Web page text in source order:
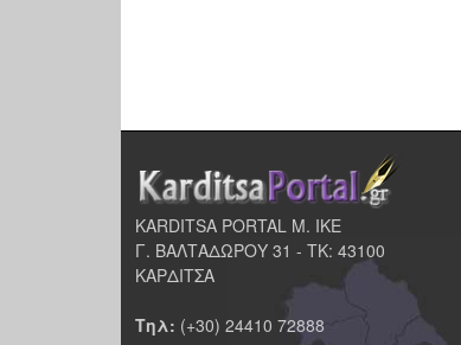
KARDITSA PORTAL Μ. ΙΚΕ
Γ. ΒΑΛΤΑΔΩΡΟΥ 31 - ΤΚ: 43100
ΚΑΡΔΙΤΣΑ
Τηλ: (+30) 24410 72888